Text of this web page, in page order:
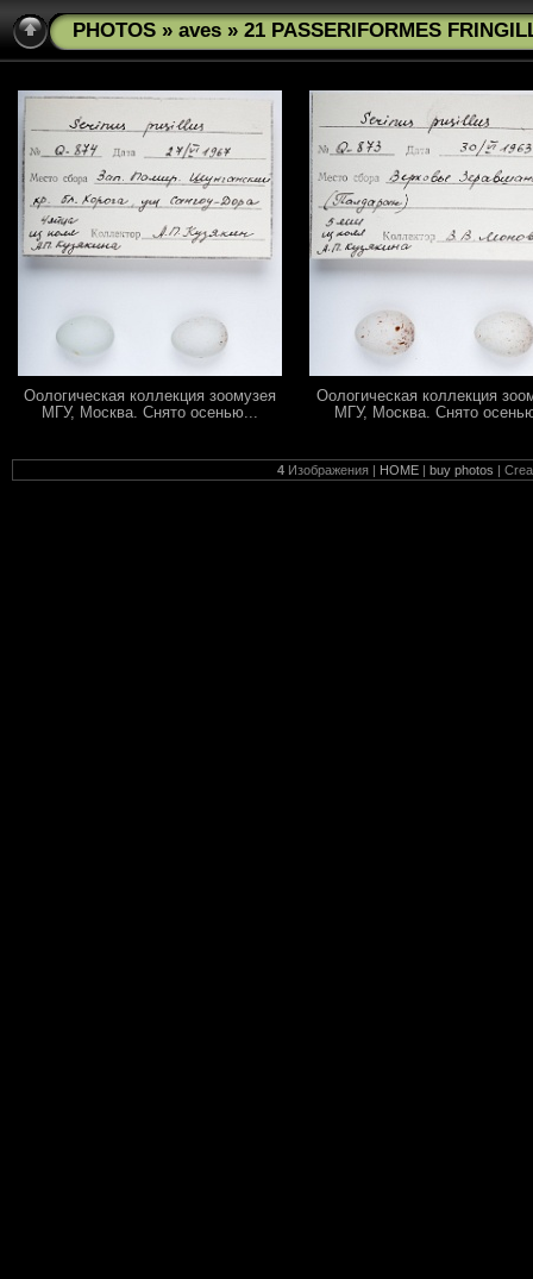
PHOTOS » aves » 21 PASSERIFORMES
Оологическая коллекция зоомузея
МГУ, Москва. Снято осенью...
Оологическая коллекция
МГУ, Москва. Снято
4 Изображения | HOME | buy photos |